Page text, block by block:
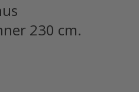
230 cm.